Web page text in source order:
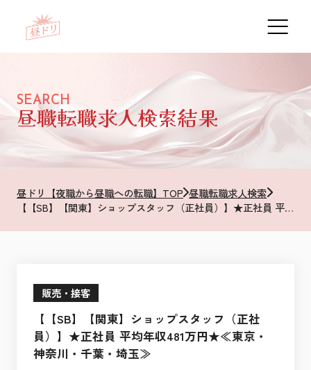
SEARCH
昼職転職求人検索結果
昼ドリ【夜職から昼職への転職】TOP 昼職転職求人検索
【【SB】【関東】ショップスタッフ（正社員）】★正社員 平均年収481万円★≪東京・神奈川・千葉・埼玉≫
販売・接客
【【SB】【関東】ショップスタッフ（正社
員）】★正社員 平均年収481万円★≪東京・
神奈川・千葉・埼玉≫